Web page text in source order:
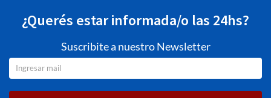
¿Querés estar informada/o las 24hs?
Suscribite a nuestro Newsletter